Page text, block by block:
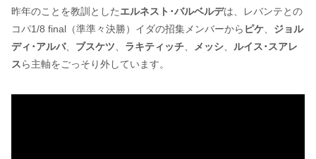
昨年のことを教訓としたエルネスト･バルベルデは、レバンテとの
コパ1/8 final（準準々決勝）イダの招集メンバーから ピケ、 ジョル
ディ･アルバ、 ブスケツ、 ラキティッチ、 メッシ、 ルイス･スアレ
スら主軸をごっそり外しています。